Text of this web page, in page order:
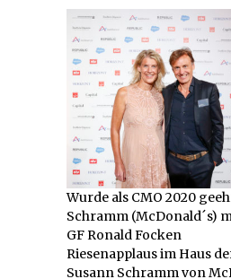
Wurde als CMO 2020
Schramm (McDonald´s)
GF Ronald Focken
Riesenapplaus im Haus
Susann Schramm von